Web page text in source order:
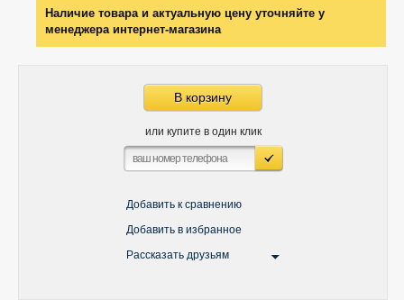
Наличие товара и актуальную цену уточняйте у
менеджера интернет-магазина
В корзину
или купите в один клик
Добавить к сравнению
Добавить в избранное
Рассказать друзьям